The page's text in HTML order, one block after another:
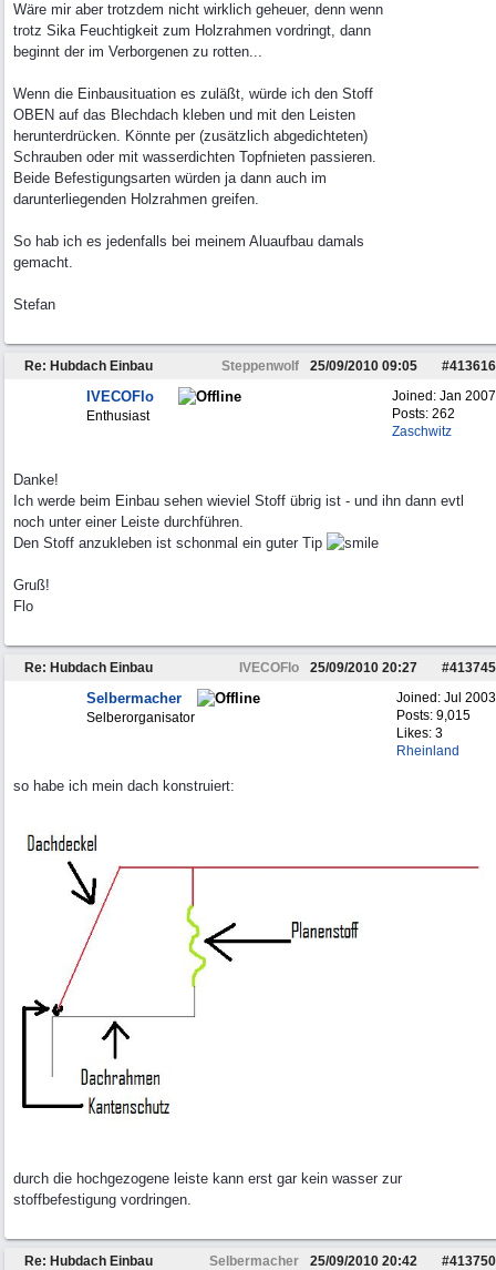
Wäre mir aber trotzdem nicht wirklich geheuer, denn wenn
trotz Sika Feuchtigkeit zum Holzrahmen vordringt, dann
beginnt der im Verborgenen zu rotten...
Wenn die Einbausituation es zuläßt, würde ich den Stoff
OBEN auf das Blechdach kleben und mit den Leisten
herunterdrücken. Könnte per (zusätzlich abgedichteten)
Schrauben oder mit wasserdichten Topfnieten passieren.
Beide Befestigungsarten würden ja dann auch im
darunterliegenden Holzrahmen greifen.
So hab ich es jedenfalls bei meinem Aluaufbau damals
gemacht.
Stefan
Re: Hubdach Einbau Steppenwolf #413616
25/09/2010 09:05
Joined: Jan 2007
Posts: 262
Zaschwitz
IVECOFlo
Enthusiast
Danke!
Ich werde beim Einbau sehen wieviel Stoff übrig ist - und ihn dann evtl
noch unter einer Leiste durchführen.
Den Stoff anzukleben ist schonmal ein guter Tip
Gruß!
Flo
Re: Hubdach Einbau IVECOFlo #413745
25/09/2010 20:27
Joined: Jul 2003
Posts: 9,015
Likes: 3
Rheinland
Selbermacher
Selberorganisator
so habe ich mein dach konstruiert:
durch die hochgezogene leiste kann erst gar kein wasser zur
stoffbefestigung vordringen.
Re: Hubdach Einbau Selbermacher #413750
25/09/2010 20:42